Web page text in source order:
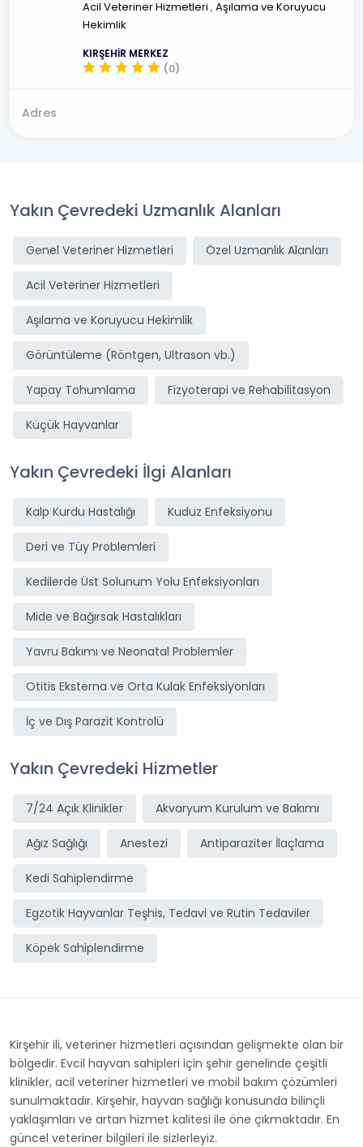
Acil Veteriner Hizmetleri , Aşılama ve Koruyucu
Hekimlik
KIRŞEHİR MERKEZ
(0)
Adres
Yakın Çevredeki Uzmanlık Alanları
Genel Veteriner Hizmetleri Özel Uzmanlık Alanları
Acil Veteriner Hizmetleri
Aşılama ve Koruyucu Hekimlik
Görüntüleme (Röntgen, Ultrason vb.)
Yapay Tohumlama Fizyoterapi ve Rehabilitasyon
Küçük Hayvanlar
Yakın Çevredeki İlgi Alanları
Kalp Kurdu Hastalığı Kuduz Enfeksiyonu
Deri ve Tüy Problemleri
Kedilerde Üst Solunum Yolu Enfeksiyonları
Mide ve Bağırsak Hastalıkları
Yavru Bakımı ve Neonatal Problemler
Otitis Eksterna ve Orta Kulak Enfeksiyonları
İç ve Dış Parazit Kontrolü
Yakın Çevredeki Hizmetler
7/24 Açık Klinikler Akvaryum Kurulum ve Bakımı
Ağız Sağlığı Anestezi Antiparaziter İlaçlama
Kedi Sahiplendirme
Egzotik Hayvanlar Teşhis, Tedavi ve Rutin Tedaviler
Köpek Sahiplendirme
Kirşehir ili, veteriner hizmetleri açısından gelişmekte olan bir
bölgedir. Evcil hayvan sahipleri için şehir genelinde çeşitli
klinikler, acil veteriner hizmetleri ve mobil bakım çözümleri
sunulmaktadır. Kirşehir, hayvan sağlığı konusunda bilinçli
yaklaşımları ve artan hizmet kalitesi ile öne çıkmaktadır. En
güncel veteriner bilgileri ile sizlerleyiz.